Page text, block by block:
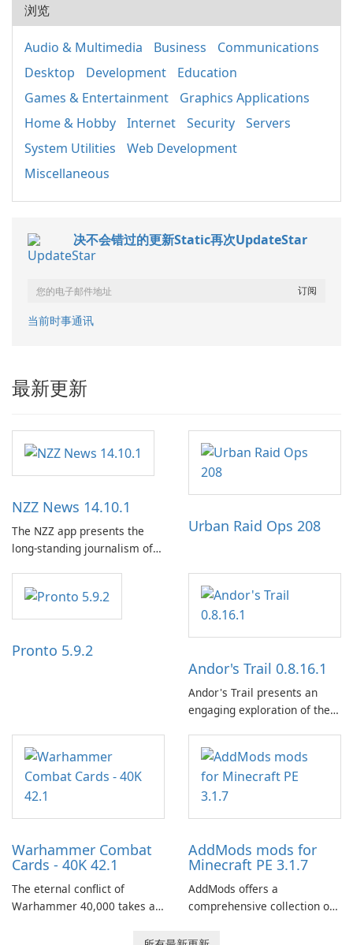
浏览
Audio & Multimedia Business
Communications
Desktop
Development
Education
Games & Entertainment
Graphics Applications
Home & Hobby
Internet Security
Servers
System Utilities
Web Development
Miscellaneous
决不会错过的更新Static再次UpdateStar
当前时事通讯
最新更新
NZZ News 14.10.1
The NZZ app presents the
long-standing journalism of
and a liberal outlook that
embraces diverse opinion.
Urban Raid Ops 208
Pronto 5.9.2
Andor's Trail 0.8.16.1
Andor's Trail presents an
engaging exploration of the
centered around the pursuit
of your brother, Andor,
through a quest-driven
narrative inspired by classic
Warhammer Combat
Cards - 40K 42.1
The eternal conflict of
Warhammer 40,000 takes a
Combat Cards - 40K, a card
AddMods mods for
Minecraft PE 3.1.7
AddMods offers a
comprehensive collection of
allowing you to enhance your